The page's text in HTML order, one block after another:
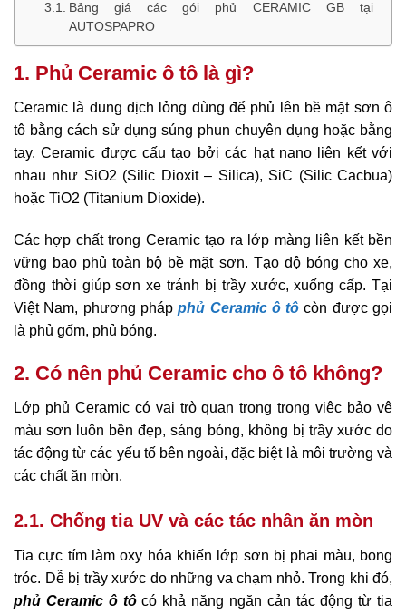
Bảng giá các gói phủ CERAMIC GB tại
AUTOSPAPRO
1. Phủ Ceramic ô tô là gì?
Ceramic là dung dịch lỏng dùng để phủ lên bề mặt sơn ô
tô bằng cách sử dụng súng phun chuyên dụng hoặc bằng
tay. Ceramic được cấu tạo bởi các hạt nano liên kết với
nhau như SiO2 (Silic Dioxit – Silica), SiC (Silic Cacbua)
hoặc TiO­­2 (Titanium Dioxide).
Các hợp chất trong Ceramic tạo ra lớp màng liên kết bền
vững bao phủ toàn bộ bề mặt sơn. Tạo độ bóng cho xe,
đồng thời giúp sơn xe tránh bị trầy xước, xuống cấp. Tại
Việt Nam, phương phápphủ Ceramic ô tô còn được gọi
là phủ gốm, phủ bóng.
2. Có nên phủ Ceramic cho ô tô không?
Lớp phủ Ceramic có vai trò quan trọng trong việc bảo vệ
màu sơn luôn bền đẹp, sáng bóng, không bị trầy xước do
tác động từ các yếu tố bên ngoài, đặc biệt là môi trường và
các chất ăn mòn.
2.1. Chống tia UV và các tác nhân ăn mòn
Tia cực tím làm oxy hóa khiến lớp sơn bị phai màu, bong
tróc. Dễ bị trầy xước do những va chạm nhỏ. Trong khi đó,
phủ Ceramic ô tôcó khả năng ngăn cản tác động từ tia